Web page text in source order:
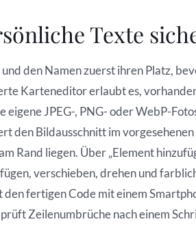
Texte
den Namen zuerst ihren Platz,
Karteneditor erlaubt es,
eigene JPEG-, PNG- oder WebP-
den Bildausschnitt im
Rand liegen. Über „Element
verschieben, drehen und
fertigen Code mit einem
Zeilenumbrüche nach einem